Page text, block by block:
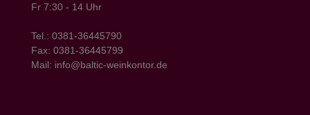
Fr 7:30 - 14 Uhr
Tel.: 0381-36445790
Fax: 0381-36445799
Mail: info@baltic-weinkontor.de